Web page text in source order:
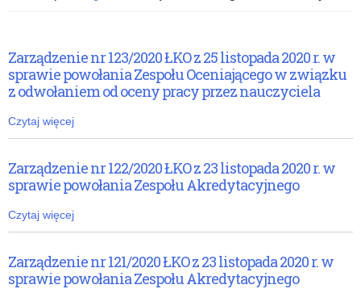
Zarządzenie nr 123/2020 ŁKO z 25 listopada 2020 r. w
sprawie powołania Zespołu Oceniającego w związku
z odwołaniem od oceny pracy przez nauczyciela
Czytaj więcej
Zarządzenie nr 122/2020 ŁKO z 23 listopada 2020 r. w
sprawie powołania Zespołu Akredytacyjnego
Czytaj więcej
Zarządzenie nr 121/2020 ŁKO z 23 listopada 2020 r. w
sprawie powołania Zespołu Akredytacyjnego